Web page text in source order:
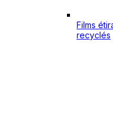
Films
recyclés